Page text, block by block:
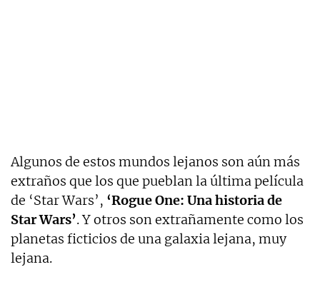
Algunos de estos mundos lejanos son aún más
extraños que los que pueblan la última película
de ‘Star Wars’, ‘Rogue One: Una historia de
Star Wars’. Y otros son extrañamente como los
planetas ficticios de una galaxia lejana, muy
lejana.